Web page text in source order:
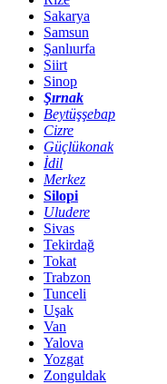
Sakarya
Samsun
Şanlıurfa
Siirt
Sinop
Şırnak
Beytüşşebap
Cizre
Güçlükonak
İdil
Merkez
Silopi
Uludere
Sivas
Tekirdağ
Tokat
Trabzon
Tunceli
Uşak
Van
Yalova
Yozgat
Zonguldak